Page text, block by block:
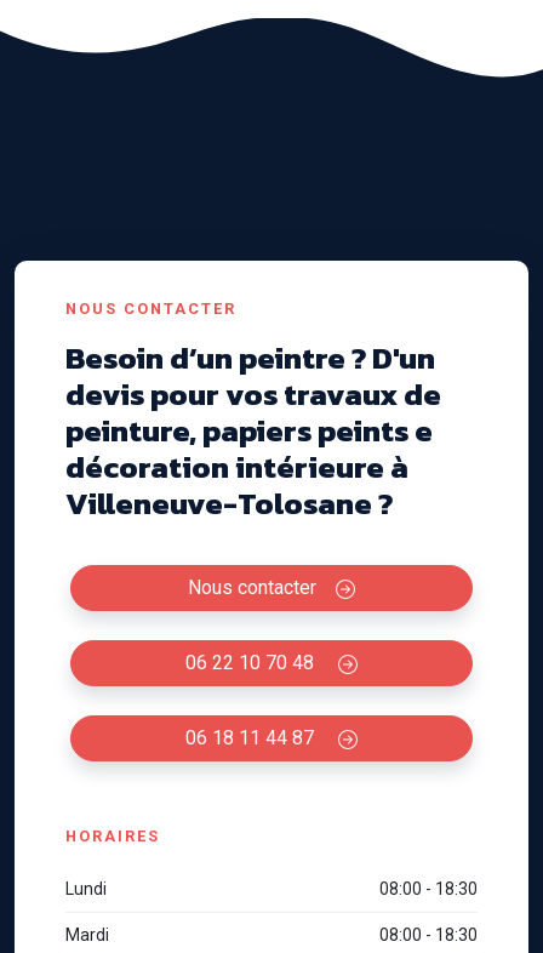
NOUS CONTACTER
Besoin d’un peintre ? D'un
devis pour vos travaux de
peinture, papiers peints e
décoration intérieure à
Villeneuve-Tolosane ?
Nous contacter
06 22 10 70 48
06 18 11 44 87
HORAIRES
Lundi 08:00 - 18:30
Mardi 08:00 - 18:30